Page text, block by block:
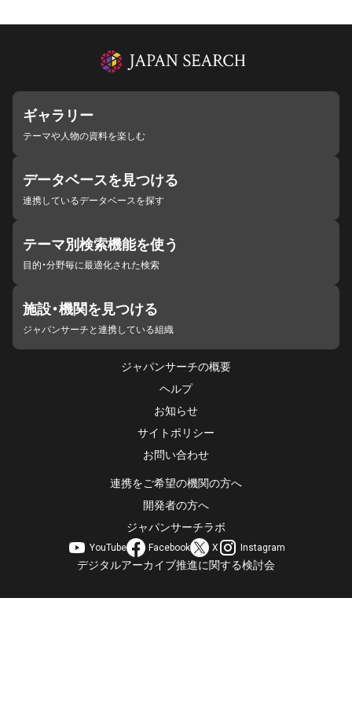
ギャラリー
テーマや人物の資料を楽しむ
データベースを見つける
連携しているデータベースを探す
テーマ別検索機能を使う
目的・分野毎に最適化された検索
施設・機関を見つける
ジャパンサーチと連携している組織
ジャパンサーチの概要
ヘルプ
お知らせ
サイトポリシー
お問い合わせ
連携をご希望の機関の方へ
開発者の方へ
ジャパンサーチラボ
YouTube Facebook X Instagram
デジタルアーカイブ推進に関する検討会